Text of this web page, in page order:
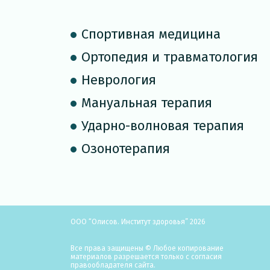
Спортивная медицина
Ортопедия и травматология
Неврология
Мануальная терапия
Ударно-волновая терапия
Озонотерапия
ООО “Олисов. Институт здоровья” 2026
Все права защищены © Любое копирование
материалов разрешается только с согласия
правообладателя сайта.